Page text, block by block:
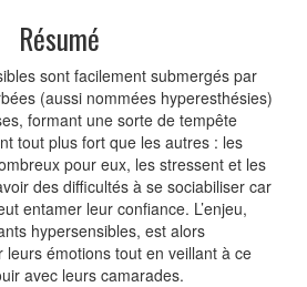
Résumé
sont facilement submergés par
(aussi nommées hyperesthésies)
formant une sorte de tempête
tout plus fort que les autres : les
pour eux, les stressent et les
des difficultés à se sociabiliser car
entamer leur confiance. L’enjeu,
hypersensibles, est alors
leurs émotions tout en veillant à ce
avec leurs camarades.